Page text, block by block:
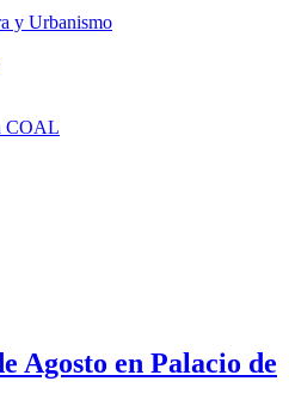
y Urbanismo
COAL
Agosto en Palacio de